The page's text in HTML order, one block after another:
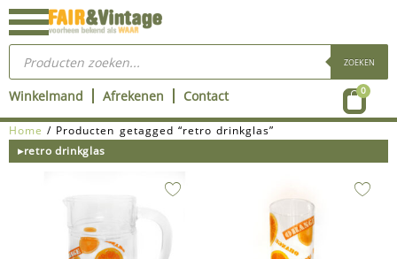
Ga
naar
inhoud
Producten
zoeken ZOEKEN
Winkelmand Afrekenen Contact 0
Home / Producten getagged “retro drinkglas”
▸retro drinkglas